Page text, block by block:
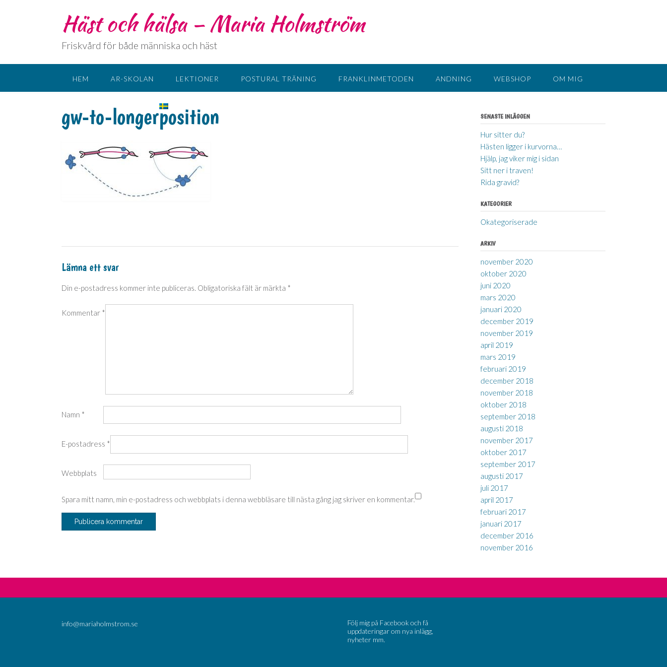
Häst och hälsa – Maria Holmström
Friskvård för både människa och häst
HEM AR-SKOLAN LEKTIONER POSTURAL TRÄNING FRANKLINMETODEN ANDNING WEBSHOP OM MIG
gw-to-longerposition
Lämna ett svar
Din e-postadress kommer inte publiceras. Obligatoriska fält är märkta *
Kommentar *
Namn *
E-postadress *
Webbplats
Spara mitt namn, min e-postadress och webbplats i denna webbläsare till nästa gång jag skriver en kommentar.
SENASTE INLÄGGEN
Hur sitter du?
Hästen ligger i kurvorna…
Hjälp, jag viker mig i sidan
Sitt ner i traven!
Rida gravid?
KATEGORIER
Okategoriserade
ARKIV
november 2020
oktober 2020
juni 2020
mars 2020
januari 2020
december 2019
november 2019
april 2019
mars 2019
februari 2019
december 2018
november 2018
oktober 2018
september 2018
augusti 2018
november 2017
oktober 2017
september 2017
augusti 2017
juli 2017
april 2017
februari 2017
januari 2017
december 2016
november 2016
Följ mig på Facebook och få
uppdateringar om nya inlägg,
nyheter mm.
info@mariaholmstrom.se